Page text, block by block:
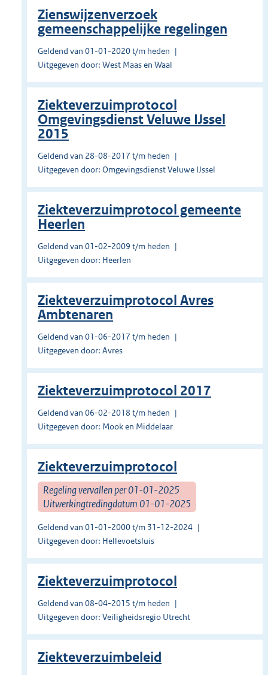
Zienswijzenverzoek
gemeenschappelijke regelingen
Geldend van 01-01-2020 t/m heden
Uitgegeven door: West Maas en Waal
Ziekteverzuimprotocol
Omgevingsdienst Veluwe IJssel
2015
Geldend van 28-08-2017 t/m heden
Uitgegeven door: Omgevingsdienst Veluwe IJssel
Ziekteverzuimprotocol gemeente
Heerlen
Geldend van 01-02-2009 t/m heden
Uitgegeven door: Heerlen
Ziekteverzuimprotocol Avres
Ambtenaren
Geldend van 01-06-2017 t/m heden
Uitgegeven door: Avres
Ziekteverzuimprotocol 2017
Geldend van 06-02-2018 t/m heden
Uitgegeven door: Mook en Middelaar
Ziekteverzuimprotocol
Regeling vervallen per 01-01-2025
Uitwerkingtredingdatum 01-01-2025
Geldend van 01-01-2000 t/m 31-12-2024
Uitgegeven door: Hellevoetsluis
Ziekteverzuimprotocol
Geldend van 08-04-2015 t/m heden
Uitgegeven door: Veiligheidsregio Utrecht
Ziekteverzuimbeleid